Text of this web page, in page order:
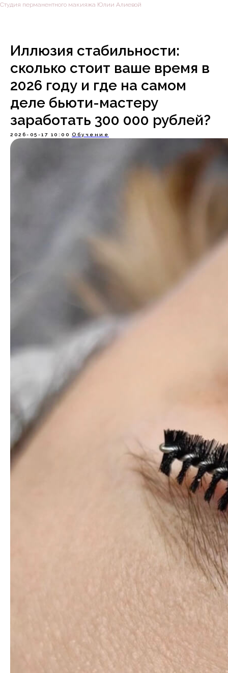
Студия перманентного макияжа Юлии Алиевой
Иллюзия стабильности:
сколько стоит ваше время в
2026 году и где на самом
деле бьюти-мастеру
заработать 300 000 рублей?
2026-05-17 10:00 Обучение